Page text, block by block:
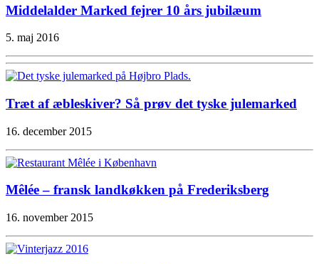
Middelalder Marked fejrer 10 års jubilæum
5. maj 2016
Træt af æbleskiver? Så prøv det tyske julemarked
16. december 2015
Mêlée – fransk landkøkken på Frederiksberg
16. november 2015